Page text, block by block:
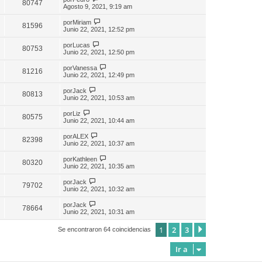
80747
Agosto 9, 2021, 9:19 am
81596 porMiriam
Junio 22, 2021, 12:52 pm
80753 porLucas
Junio 22, 2021, 12:50 pm
81216 porVanessa
Junio 22, 2021, 12:49 pm
80813 porJack
Junio 22, 2021, 10:53 am
80575 porLiz
Junio 22, 2021, 10:44 am
82398 porALEX
Junio 22, 2021, 10:37 am
80320 porKathleen
Junio 22, 2021, 10:35 am
79702 porJack
Junio 22, 2021, 10:32 am
78664 porJack
Junio 22, 2021, 10:31 am
Se encontraron 64 coincidencias 1 2 3
Ir a